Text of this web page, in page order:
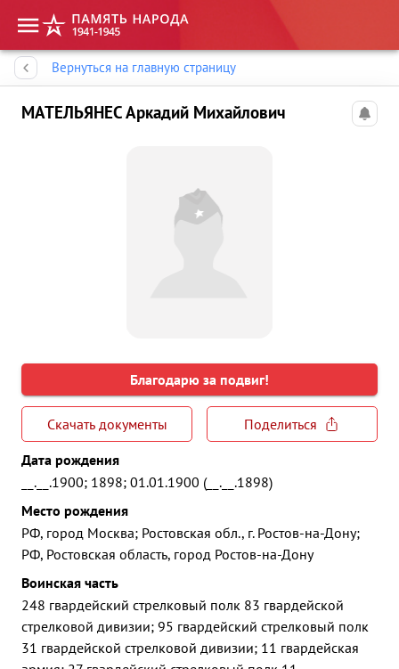
Вернуться на главную страницу
МАТЕЛЬЯНЕС Аркадий Михайлович
Благодарю за подвиг!
Скачать документы
Поделиться
Дата рождения
__.__.1900; 1898; 01.01.1900 (__.__.1898)
Место рождения
РФ, город Москва; Ростовская обл., г. Ростов-на-Дону;
РФ, Ростовская область, город Ростов-на-Дону
Воинская часть
248 гвардейский стрелковый полк 83 гвардейской
стрелковой дивизии; 95 гвардейский стрелковый полк
31 гвардейской стрелковой дивизии; 11 гвардейская
Память народа